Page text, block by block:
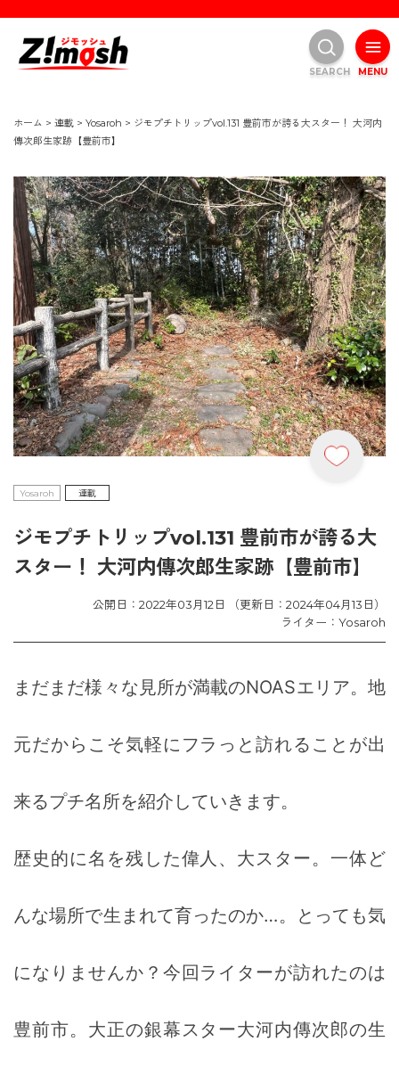
ホーム > 連載 > Yosaroh > ジモプチトリップvol.131 豊前市が誇る大スター！ 大河内
傳次郎生家跡【豊前市】
Yosaroh 連載
ジモプチトリップvol.131 豊前市が誇る大
スター！ 大河内傳次郎生家跡【豊前市】
公開日：2022年03月12日 （更新日：2024年04月13日）
ライター：Yosaroh
まだまだ様々な見所が満載のNOASエリア。地
元だからこそ気軽にフラっと訪れることが出
来るプチ名所を紹介していきます。
歴史的に名を残した偉人、大スター。一体ど
んな場所で生まれて育ったのか…。とっても気
になりませんか？今回ライターが訪れたのは
豊前市。大正の銀幕スター大河内傳次郎の生
MENU
SEARCH